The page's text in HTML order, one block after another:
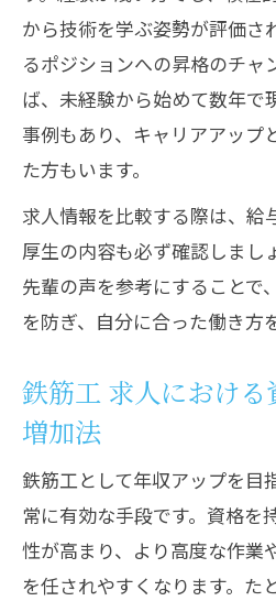
から技術を学ぶ姿勢が評価さ
るポジションへの昇格のチャ
ば、未経験から始めて数年で
事例もあり、キャリアアップ
た方もいます。
求人情報を比較する際は、給
厚生の内容も必ず確認しまし
先輩の声を参考にすることで
を防ぎ、自分に合った働き方
鉄筋工 求人におけ
増加法
鉄筋工として年収アップを目
常に有効な手段です。資格を
性が高まり、より高度な作業
を任されやすくなります。た